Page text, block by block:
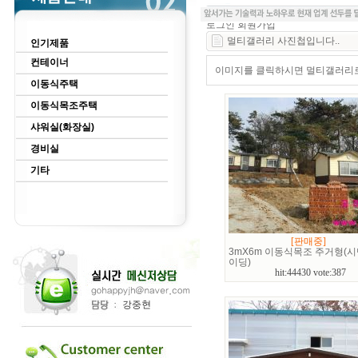
인기제품
컨테이너
이동식주택
이동식목조주택
샤워실(화장실)
경비실
기타
로그인 회원가입
멀티갤러리 사진첩입니다..
이미지를 클릭하시면 멀티갤러
[판매중]
3mX6m 이동식목조 주거형(
이딩)
hit:44430 vote:387